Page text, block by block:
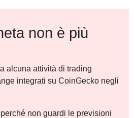
non è più
alcuna attività di trading
integrati su CoinGecko negli
non guardi le previsioni